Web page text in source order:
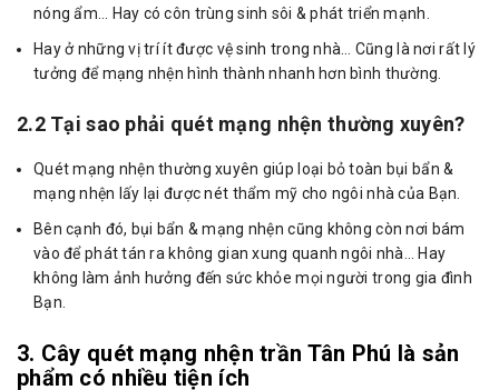
nóng ẩm… Hay có côn trùng sinh sôi & phát triển mạnh.
Hay ở những vị trí ít được vệ sinh trong nhà… Cũng là nơi rất lý
tưởng để mạng nhện hình thành nhanh hơn bình thường.
2.2 Tại sao phải quét mạng nhện thường xuyên?
Quét mạng nhện thường xuyên giúp loại bỏ toàn bụi bẩn &
mạng nhện lấy lại được nét thẩm mỹ cho ngôi nhà của Bạn.
Bên cạnh đó, bụi bẩn & mạng nhện cũng không còn nơi bám
vào để phát tán ra không gian xung quanh ngôi nhà… Hay
không làm ảnh hưởng đến sức khỏe mọi người trong gia đình
Bạn.
3. Cây quét mạng nhện trần Tân Phú là sản
phẩm có nhiều tiện ích